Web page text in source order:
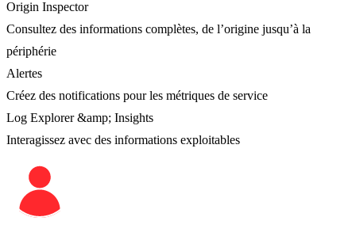
Origin Inspector
Consultez des informations complètes, de l’origine jusqu’à la
périphérie
Alertes
Créez des notifications pour les métriques de service
Log Explorer &amp; Insights
Interagissez avec des informations exploitables